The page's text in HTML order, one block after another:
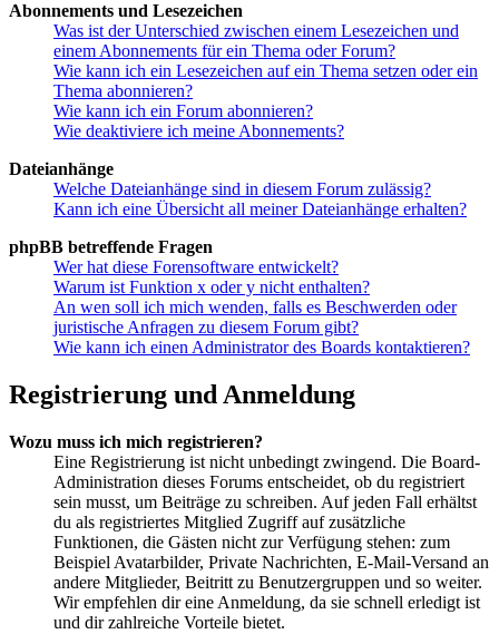
Abonnements und Lesezeichen
Was ist der Unterschied zwischen einem Lesezeichen und
einem Abonnements für ein Thema oder Forum?
Wie kann ich ein Lesezeichen auf ein Thema setzen oder ein
Thema abonnieren?
Wie kann ich ein Forum abonnieren?
Wie deaktiviere ich meine Abonnements?
Dateianhänge
Welche Dateianhänge sind in diesem Forum zulässig?
Kann ich eine Übersicht all meiner Dateianhänge erhalten?
phpBB betreffende Fragen
Wer hat diese Forensoftware entwickelt?
Warum ist Funktion x oder y nicht enthalten?
An wen soll ich mich wenden, falls es Beschwerden oder
juristische Anfragen zu diesem Forum gibt?
Wie kann ich einen Administrator des Boards kontaktieren?
Registrierung und Anmeldung
Wozu muss ich mich registrieren?
Eine Registrierung ist nicht unbedingt zwingend. Die Board-
Administration dieses Forums entscheidet, ob du registriert
sein musst, um Beiträge zu schreiben. Auf jeden Fall erhältst
du als registriertes Mitglied Zugriff auf zusätzliche
Funktionen, die Gästen nicht zur Verfügung stehen: zum
Beispiel Avatarbilder, Private Nachrichten, E-Mail-Versand an
andere Mitglieder, Beitritt zu Benutzergruppen und so weiter.
Wir empfehlen dir eine Anmeldung, da sie schnell erledigt ist
und dir zahlreiche Vorteile bietet.